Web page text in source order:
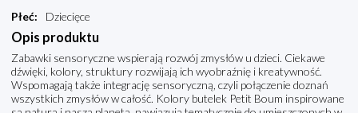
Płeć: Dziecięce
Opis produktu
Zabawki sensoryczne wspierają rozwój zmysłów u dzieci. Ciekawe
dźwięki, kolory, struktury rozwijają ich wyobraźnię i kreatywność.
Wspomagają także integrację sensoryczną, czyli połączenie doznań
wszystkich zmysłów w całość. Kolory butelek Petit Boum inspirowane